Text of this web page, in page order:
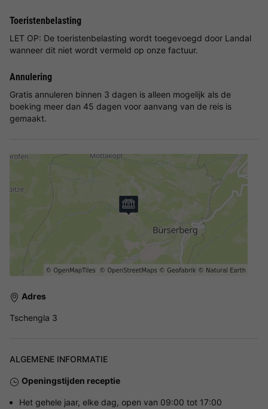
Toeristenbelasting
LET OP: De toeristenbelasting wordt toegevoegd door Landal
wanneer dit niet wordt vermeld op onze factuur.
Annulering
Gratis annuleren binnen 3 dagen is alleen mogelijk als de
boeking meer dan 45 dagen voor aanvang van de reis is
gemaakt.
Adres
Tschengla 3
ALGEMENE INFORMATIE
Openingstijden receptie
Het gehele jaar, elke dag, open van 09:00 tot 17:00